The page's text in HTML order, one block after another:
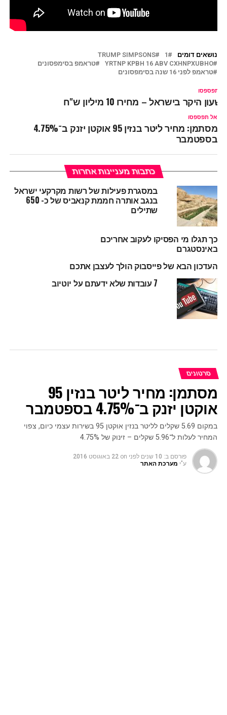
נושאים דומים 1
TRUMP SIMPSONS
YRTNP KPBH 16 ABV CXHNPXUBHO
טראמפ בסימפסונים
טראמפ לפני 16 שנה בסימפסונים
תפספסו
היקר בישראל – מחירו 10 מיליון ש"ח
אל תפספסו
מסתמן: מחיר ליטר בנזין 95 אוקטן יזנק ב־4.75%
בספטמבר
כתבות מעניינות אחרות
במסגרת פעילות של רשות מקרקעי ישראל
בנגב אותרה חממת קנאביס של כ- 650
שתילים
כך תגלו מי הפסיקו לעקוב אחריכם
באינסטגרם
העדכון הבא של פייסבוק הולך לעצבן אתכם
7 עובדות שלא ידעתם על יוטיוב
סרטונים
מסתמן: מחיר ליטר בנזין 95
אוקטן יזנק ב־4.75% בספטמבר
במקום 5.69 שקלים לליטר בנזין אוקטן 95 בשירות עצמי כיום, צפוי
המחיר לעלות ל־5.96 שקלים – זינוק של 4.75%
פורסם ב: 10 שנים לפני on 22 באוגוסט 2016
ע"י מערכת האתר